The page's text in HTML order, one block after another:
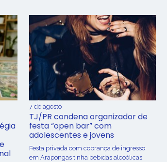
7 de agosto
TJ/PR condena organizador de
festa “open bar” com
adolescentes e jovens
Festa privada com cobrança de ingresso
em Arapongas tinha bebidas alcoólicas